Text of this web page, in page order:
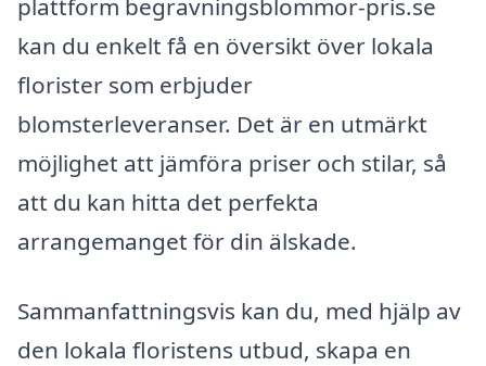
plattform begravningsblommor-pris.se
kan du enkelt få en översikt över lokala
florister som erbjuder
blomsterleveranser. Det är en utmärkt
möjlighet att jämföra priser och stilar, så
att du kan hitta det perfekta
arrangemanget för din älskade.
Sammanfattningsvis kan du, med hjälp av
den lokala floristens utbud, skapa en